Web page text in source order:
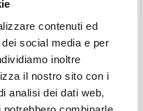
contenuti ed
social media e per
inoltre
il nostro sito con i
analisi dei dati web,
itineranti lettura
lettura silenziosa
come semi libri da leggere